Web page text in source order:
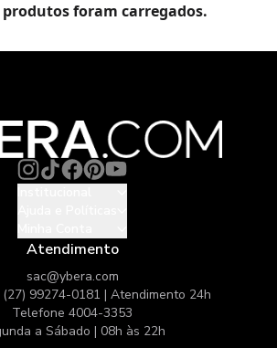
produtos foram carregados.
Atendimento
sac@ybera.com
99274-0181 | Atendimento 24h
Telefone 4004-3353
a Sábado | 08h às 22h